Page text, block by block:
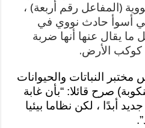
(المفاعل رقم أربعة) ،
في أسوأ حادث نووي في
ما يقال عنها أنها ضربة
كوكب الأرض.
مختبر النباتات والحيوانات
صرح قائلا: “بأن غابة
أبدًا ، لكن نظاما بيئيا
.